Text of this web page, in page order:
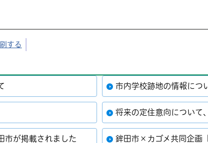
する
市内学校跡地の情報につ
将来の定住意向について
市が掲載されました
鉾田市×カゴメ共同企画